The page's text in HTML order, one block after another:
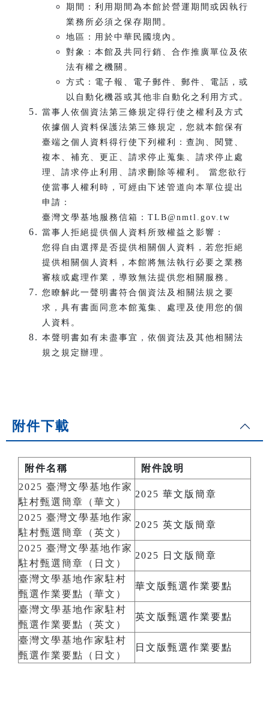
期間：利用期間為本館於營運期間或因執行
業務所必須之保存期間。
地區：用於中華民國境內。
對象：本館及共同行銷、合作推廣單位及依
法有權之機關。
方式：電子報、電子郵件、郵件、電話，或
以自動化機器或其他非自動化之利用方式。
當事人依個資法第三條規定得行使之權利及方式
依據個人資料保護法第三條規定，您就本館保有
臺端之個人資料得行使下列權利：查詢、閱覽、
複本、補充、更正、請求停止蒐集、請求停止處
理、請求停止利用、請求刪除等權利。 當您欲行
使當事人權利時，可經由下述管道向本單位提出
申請：
臺灣文學基地服務信箱：TLB@nmtl.gov.tw
當事人拒絕提供個人資料所致權益之影響：
您得自由選擇是否提供相關個人資料，若您拒絕
提供相關個人資料，本館將無法執行必要之業務
審核或處理作業，導致無法提供您相關服務。
您瞭解此一聲明書符合個資法及相關法規之要
求，具有書面同意本館蒐集、處理及使用您的個
人資料。
本聲明書如有未盡事宜，依個資法及其他相關法
規之規定辦理。
附件下載
附件名稱
附件說明
2025 臺灣文學基地作家
駐村甄選簡章（華文）
2025 華文版簡章
2025 臺灣文學基地作家
駐村甄選簡章（英文）
2025 英文版簡章
2025 臺灣文學基地作家
駐村甄選簡章（日文）
2025 日文版簡章
臺灣文學基地作家駐村
甄選作業要點（華文）
華文版甄選作業要點
臺灣文學基地作家駐村
甄選作業要點（英文）
英文版甄選作業要點
臺灣文學基地作家駐村
甄選作業要點（日文）
日文版甄選作業要點